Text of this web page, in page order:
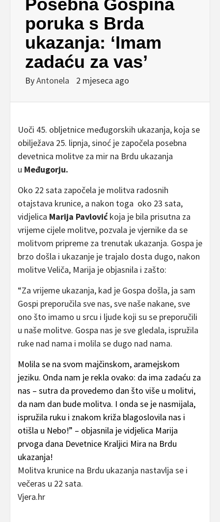
Posebna Gospina
poruka s Brda
ukazanja: ‘Imam
zadaću za vas’
ByAntonela 2 mjeseca ago
Uoči 45. obljetnice međugorskih ukazanja, koja se
obilježava 25. lipnja, sinoć je započela posebna
devetnica molitve za mir na Brdu ukazanja
u Međugorju.
Oko 22 sata započela je molitva radosnih
otajstava krunice, a nakon toga oko 23 sata,
vidjelica Marija Pavlovićkoja je bila prisutna za
vrijeme cijele molitve, pozvala je vjernike da se
molitvom pripreme za trenutak ukazanja. Gospa je
brzo došla i ukazanje je trajalo dosta dugo, nakon
molitve Veliča, Marija je objasnila i zašto:
“Za vrijeme ukazanja, kad je Gospa došla, ja sam
Gospi preporučila sve nas, sve naše nakane, sve
ono što imamo u srcu i ljude koji su se preporučili
u naše molitve. Gospa nas je sve gledala, ispružila
ruke nad nama i molila se dugo nad nama.
Molila se na svom majčinskom, aramejskom
jeziku. Onda nam je rekla ovako: da ima zadaću za
nas – sutra da provedemo dan što više u molitvi,
da nam dan bude molitva. I onda se je nasmijala,
ispružila ruku i znakom križa blagoslovila nas i
otišla u Nebo!” – objasnila je vidjelica Marija
prvoga dana Devetnice Kraljici Mira na Brdu
ukazanja!
Molitva krunice na Brdu ukazanja nastavlja se i
večeras u 22 sata.
Vjera.hr